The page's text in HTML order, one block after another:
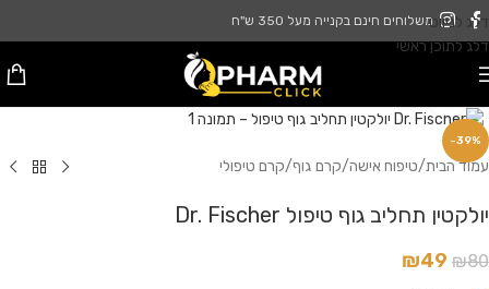
דלג לניווט
דלג לתוכן ראשי
משלוחים חינם בקנייה מעל 350 ש"ח
-39%
עמוד הבית/טיפוח אישה/קרם גוף/קרם טיפולי
יולקטין תחליב גוף טיפול Dr. Fischer
₪80
₪49